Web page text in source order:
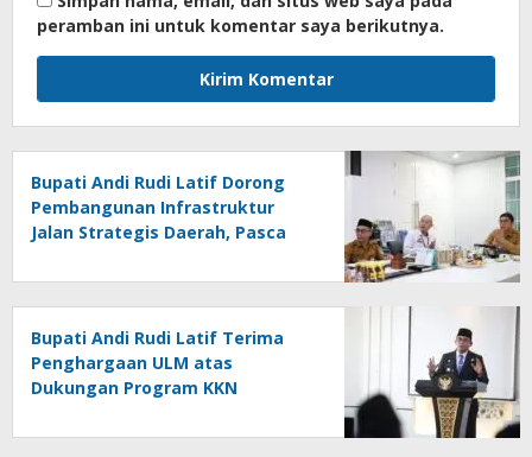
peramban ini untuk komentar saya berikutnya.
Bupati Andi Rudi Latif Dorong
Pembangunan Infrastruktur
Jalan Strategis Daerah, Pasca
Bupati Andi Rudi Latif Terima
Penghargaan ULM atas
Dukungan Program KKN